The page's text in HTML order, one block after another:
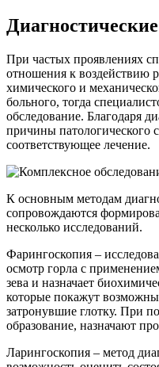
При частых проявлениях
отношения к воздействию
химического и
больного, тогда
обследование. Благодаря
причины патологического
соответствующее лечение.
К основным методам
сопровождаются
несколько исследований.
Фарингоскопия –
осмотр горла с
зева и назначает
которые покажут
затронувшие глотку. При
образование, назначают
Ларингоскопия – метод